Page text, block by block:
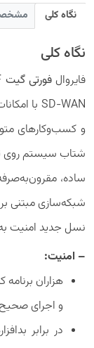
نگاه کلی
نگاه کلی
فایروالفورتی گیت 200F
SD-WAN با امکانات
و کسب‌وکارهای
ساده،
نسل جدید امنیت
– امنیت:
هزاران
و اجرای
در برابر